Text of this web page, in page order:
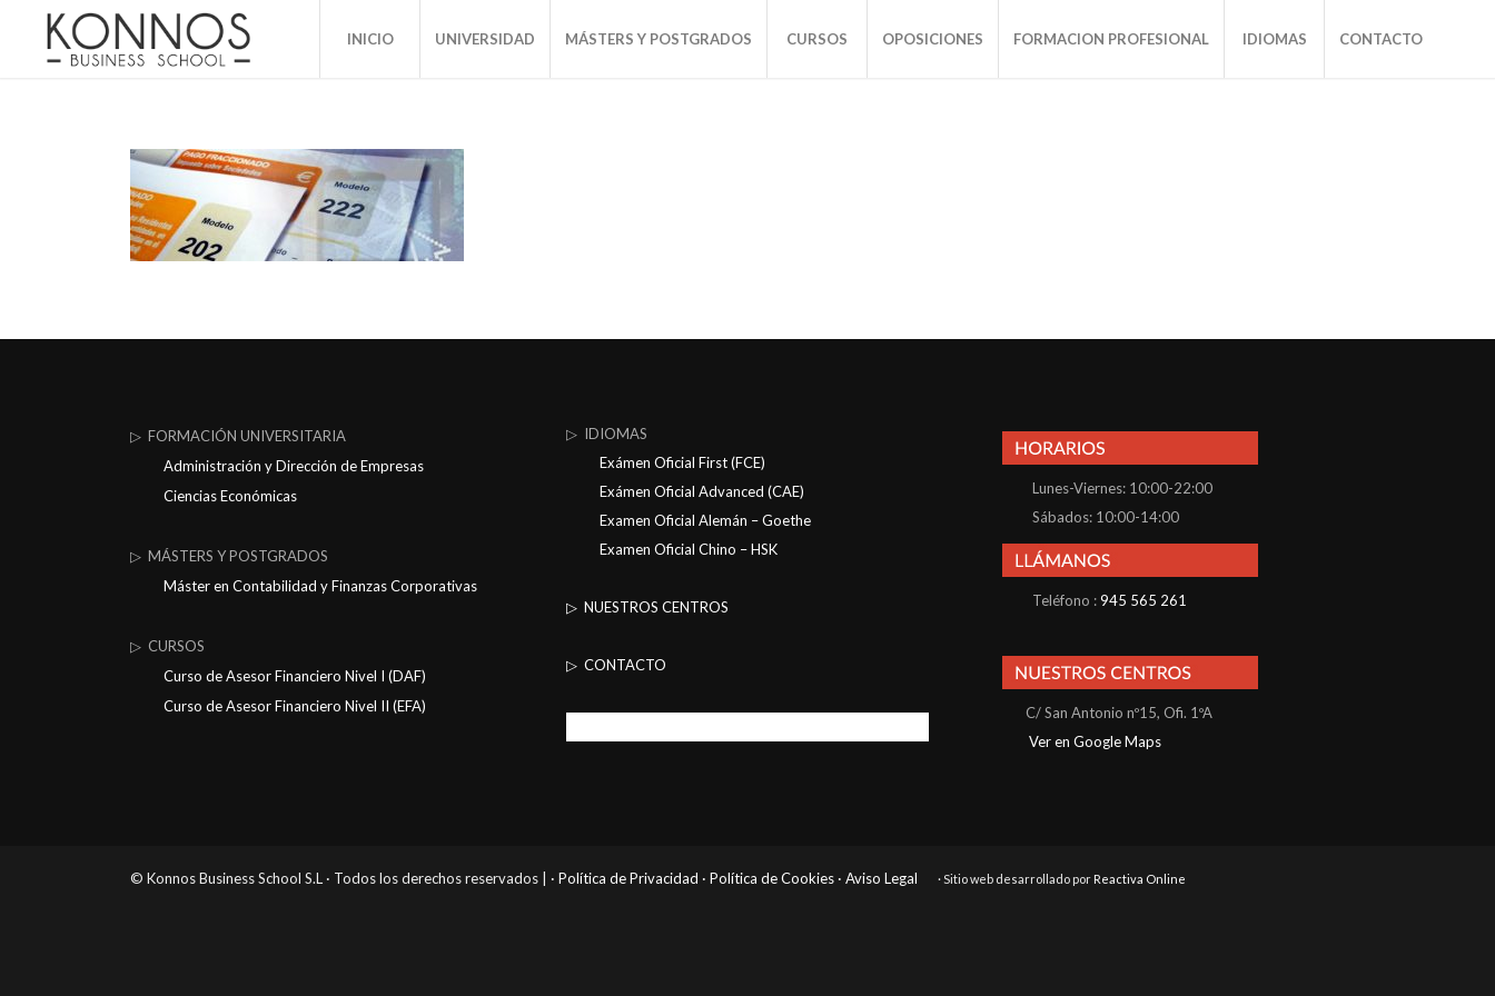
INICIO UNIVERSIDAD MÁSTERS Y POSTGRADOS CURSOS OPOSICIONES FORMACION PROFESIONAL IDIOMAS CONTACTO
▷ FORMACIÓN UNIVERSITARIA
Administración y Dirección de Empresas
Ciencias Económicas
▷ MÁSTERS Y POSTGRADOS
Máster en Contabilidad y Finanzas Corporativas
▷ CURSOS
Curso de Asesor Financiero Nivel I (DAF)
Curso de Asesor Financiero Nivel II (EFA)
▷ IDIOMAS
Exámen Oficial First (FCE)
Exámen Oficial Advanced (CAE)
Examen Oficial Alemán – Goethe
Examen Oficial Chino – HSK
▷ NUESTROS CENTROS
▷ CONTACTO
Lunes-Viernes: 10:00-22:00
Sábados: 10:00-14:00
Teléfono :945 565 261
C/ San Antonio nº15, Ofi. 1ºA
Ver en Google Maps
© Konnos Business School S.L · Todos los derechos reservados | · Política de Privacidad · Política de Cookies · Aviso Legal · Sitio web desarrollado por Reactiva Online